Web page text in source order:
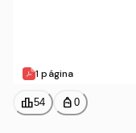
1 página
leaderboard54 personal_bag 0